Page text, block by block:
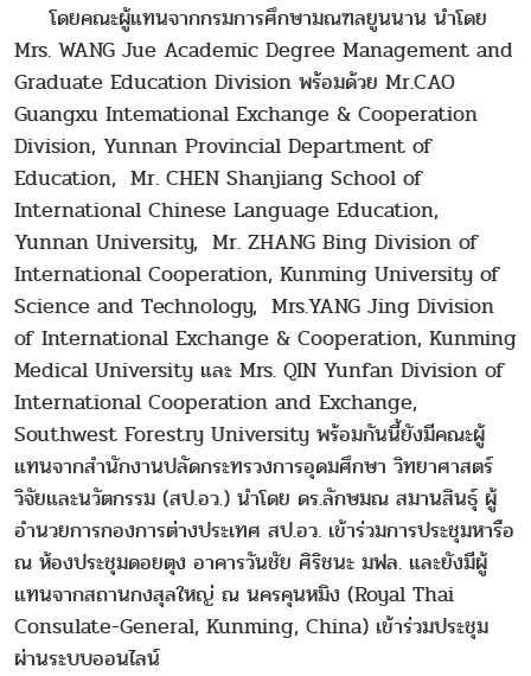
โดยคณะผู้แทนจากกรมการศึกษามณฑลยูนนาน นำโดย
Mrs. WANG Jue Academic Degree Management and
Graduate Education Division พร้อมด้วย Mr.CAO
Guangxu Intemational Exchange & Cooperation
Division, Yunnan Provincial Department of
Education, Mr. CHEN Shanjiang School of
International Chinese Language Education,
Yunnan University, Mr. ZHANG Bing Division of
International Cooperation, Kunming University of
Science and Technology, Mrs.YANG Jing Division
of International Exchange & Cooperation, Kunming
Medical University และ Mrs. QIN Yunfan Division of
International Cooperation and Exchange,
Southwest Forestry University พร้อมกันนี้ยังมีคณะผู้
แทนจากสำนักงานปลัดกระทรวงการอุดมศึกษา วิทยาศาสตร์
วิจัยและนวัตกรรม (สป.อว.) นำโดย ดร.ลักษมณ สมานสินธุ์ ผู้
อำนวยการกองการต่างประเทศ สป.อว. เข้าร่วมการประชุมหารือ
ณ ห้องประชุมดอยตุง อาคารวันชัย ศิริชนะ มฟล. และยังมีผู้
แทนจากสถานกงสุลใหญ่ ณ นครคุนหมิง (Royal Thai
Consulate-General, Kunming, China) เข้าร่วมประชุม
ผ่านระบบออนไลน์